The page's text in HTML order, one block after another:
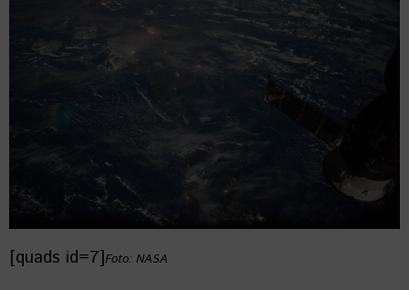
[quads id=7]Foto: NASA